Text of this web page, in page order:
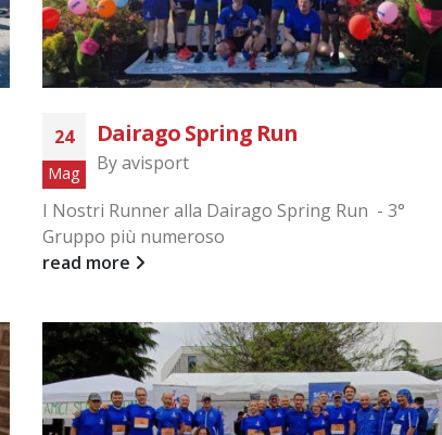
24
Mag
Dairago Spring Run
Byavisport
I Nostri Runner alla Dairago Spring Run - 3°
Gruppo più numeroso
read more